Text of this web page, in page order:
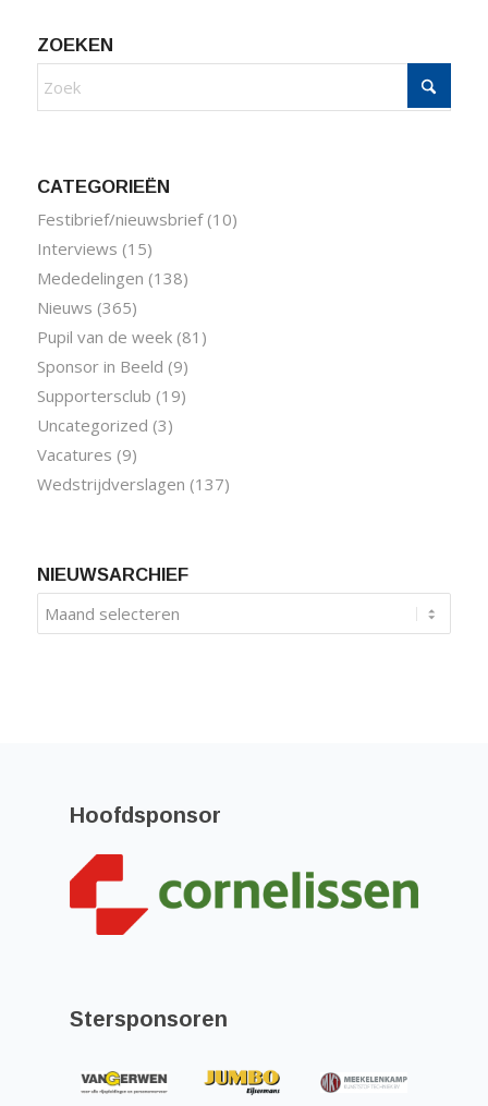
ZOEKEN
CATEGORIEËN
Festibrief/nieuwsbrief(10)
Interviews (15)
Mededelingen (138)
Nieuws (365)
Pupil van de week(81)
Sponsor in Beeld (9)
Supportersclub (19)
Uncategorized (3)
Vacatures (9)
Wedstrijdverslagen (137)
NIEUWSARCHIEF
Hoofdsponsor
Stersponsoren